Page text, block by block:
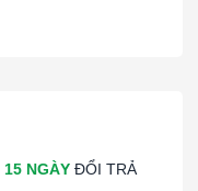
15 NGÀY ĐỔI TRẢ